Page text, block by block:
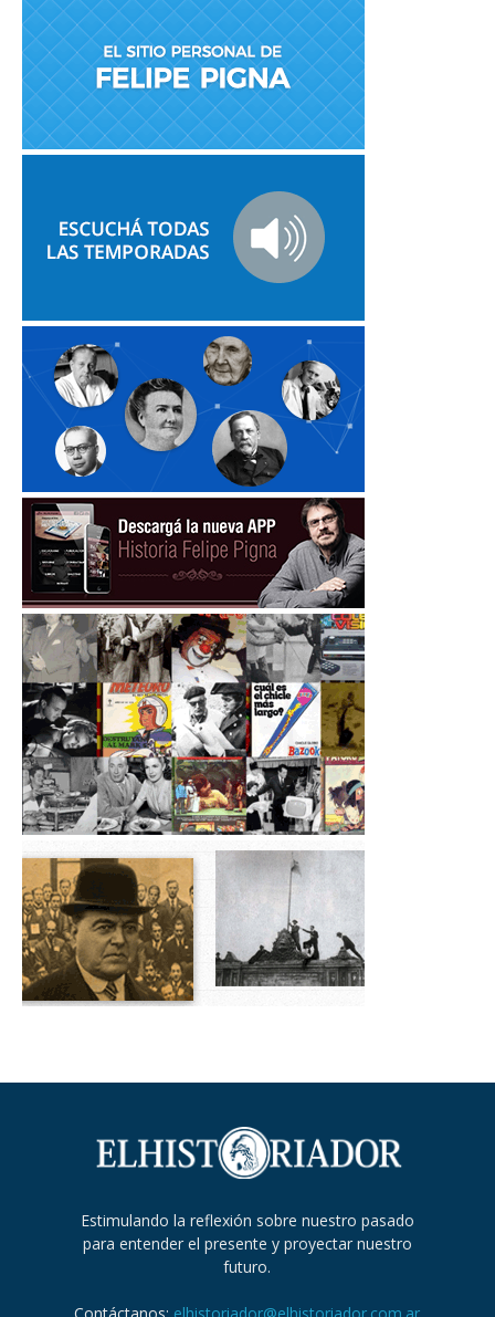
Estimulando la reflexión sobre nuestro pasado
para entender el presente y proyectar nuestro
futuro.
Contáctanos: elhistoriador@elhistoriador.com.ar